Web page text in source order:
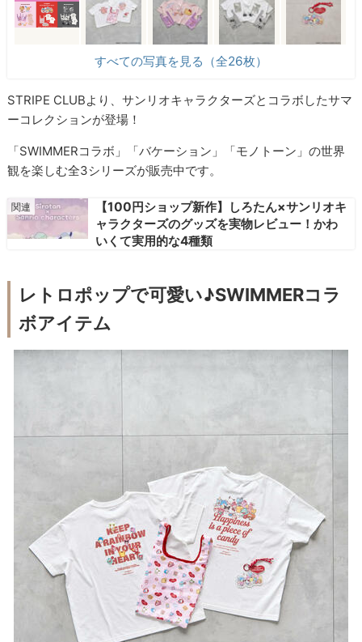
すべての写真を見る（全26枚）
STRIPE CLUBより、サンリオキャラクターズとコラボしたサマ
ーコレクションが登場！
「SWIMMERコラボ」「バケーション」「モノトーン」の世界
観を楽しむ全3シリーズが販売中です。
【100円ショップ新作】しろたん×サンリオキ
ャラクターズのグッズを実物レビュー！かわ
いくて実用的な4種類
レトロポップで可愛い♪SWIMMERコラ
ボアイテム